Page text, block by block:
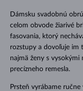
Dámsku svadobnú
celom obvode žiarivé
fasovania, ktorý
rozstupy a dovoľuje im
najmä ženy s
precízneho remesla.
Prsteň vyrábame